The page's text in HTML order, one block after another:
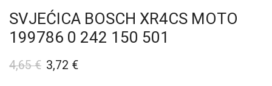
SVJEĆICA BOSCH XR4CS MOTO
199786 0 242 150 501
4,65€ 3,72 €